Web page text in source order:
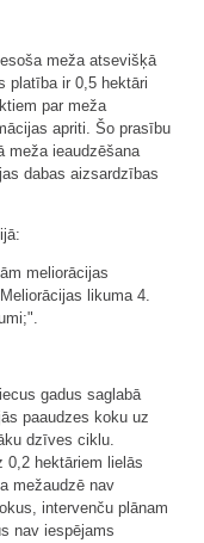
meža atsevišķā
platība ir 0,5 hektāri
par meža
apriti. Šo prasību
meža ieaudzēšana
dabas aizsardzības
meliorācijas
likuma 4.
gadus saglabā
paaudzes koku uz
dzīves ciklu.
0,2 hektāriem lielās
mežaudzē nav
intervenču plānam
nav iespējams